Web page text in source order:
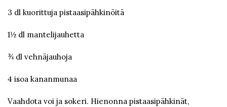
3 dl kuorittuja pistaasipähkinöitä
1½ dl mantelijauhetta
¾ dl vehnäjauhoja
4 isoa kananmunaa
Vaahdota voi ja sokeri. Hienonna pistaasipähkinät,